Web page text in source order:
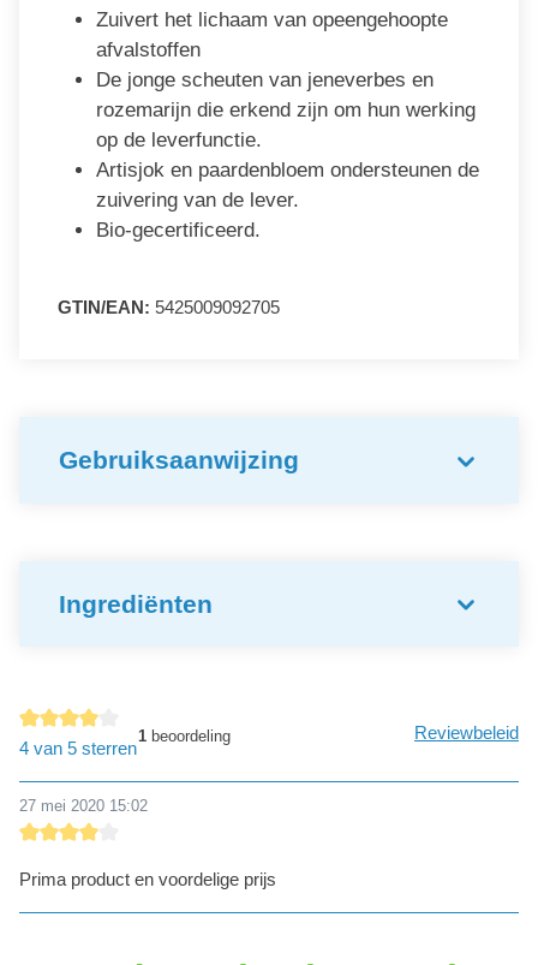
Zuivert het lichaam van opeengehoopte
afvalstoffen
De jonge scheuten van jeneverbes en
rozemarijn die erkend zijn om hun werking
op de leverfunctie.
Artisjok en paardenbloem ondersteunen de
zuivering van de lever.
Bio-gecertificeerd.
GTIN/EAN: 5425009092705
Gebruiksaanwijzing
Ingrediënten
Gemiddelde waardering van 4 van 5 sterren
4 van 5 sterren
1beoordeling Reviewbeleid
27 mei 2020 15:02
Prima product en voordelige prijs